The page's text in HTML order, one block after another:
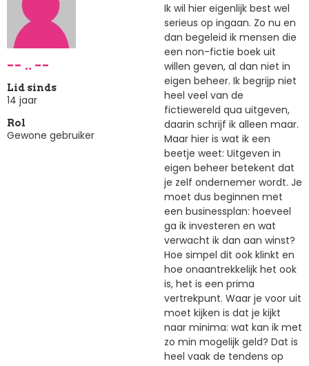
-- .. --
Lid sinds
14 jaar
Rol
Gewone gebruiker
Ik wil hier eigenlijk best wel
serieus op ingaan. Zo nu en
dan begeleid ik mensen die
een non-fictie boek uit
willen geven, al dan niet in
eigen beheer. Ik begrijp niet
heel veel van de
fictiewereld qua uitgeven,
daarin schrijf ik alleen maar.
Maar hier is wat ik een
beetje weet: Uitgeven in
eigen beheer betekent dat
je zelf ondernemer wordt. Je
moet dus beginnen met
een businessplan: hoeveel
ga ik investeren en wat
verwacht ik dan aan winst?
Hoe simpel dit ook klinkt en
hoe onaantrekkelijk het ook
is, het is een prima
vertrekpunt. Waar je voor uit
moet kijken is dat je kijkt
naar minima: wat kan ik met
zo min mogelijk geld? Dat is
heel vaak de tendens op